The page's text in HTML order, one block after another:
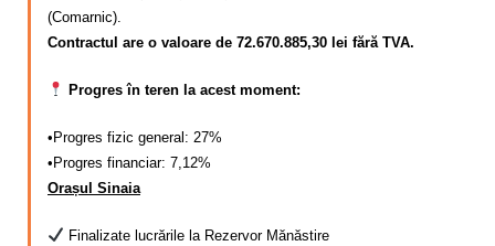
(Comarnic).
Contractul are o valoare de 72.670.885,30 lei fără TVA.
Progres în teren la acest moment:
•Progres fizic general: 27%
•Progres financiar: 7,12%
Orașul Sinaia
Finalizate lucrările la Rezervor Mănăstire